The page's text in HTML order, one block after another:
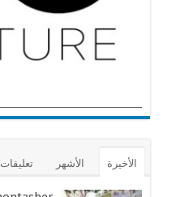
الأخيرة الأشهر تعليقات